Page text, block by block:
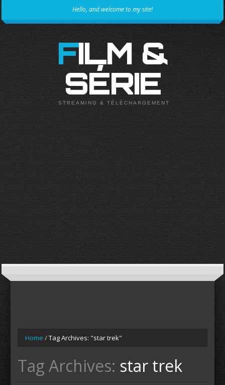
Hello, and welcome to my site!
FILM &
SÉRIE
STREAMING & TÉLÉCHARGEMENT
Home /Tag Archives: "star trek"
Tag Archives: star trek